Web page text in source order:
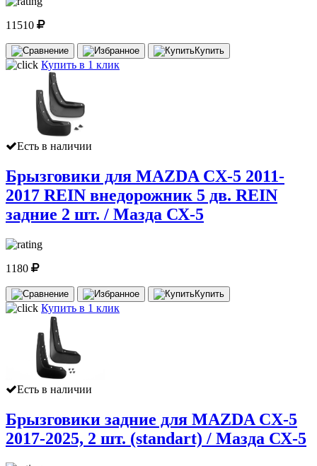
11510
Купить
Купить в 1 клик
Есть в наличии
Брызговики для MAZDA CX-5 2011-
2017 REIN внедорожник 5 дв. REIN
задние 2 шт. / Мазда СХ-5
1180
Купить
Купить в 1 клик
Есть в наличии
Брызговики задние для MAZDA CX-5
2017-2025, 2 шт. (standart) / Мазда СХ-5